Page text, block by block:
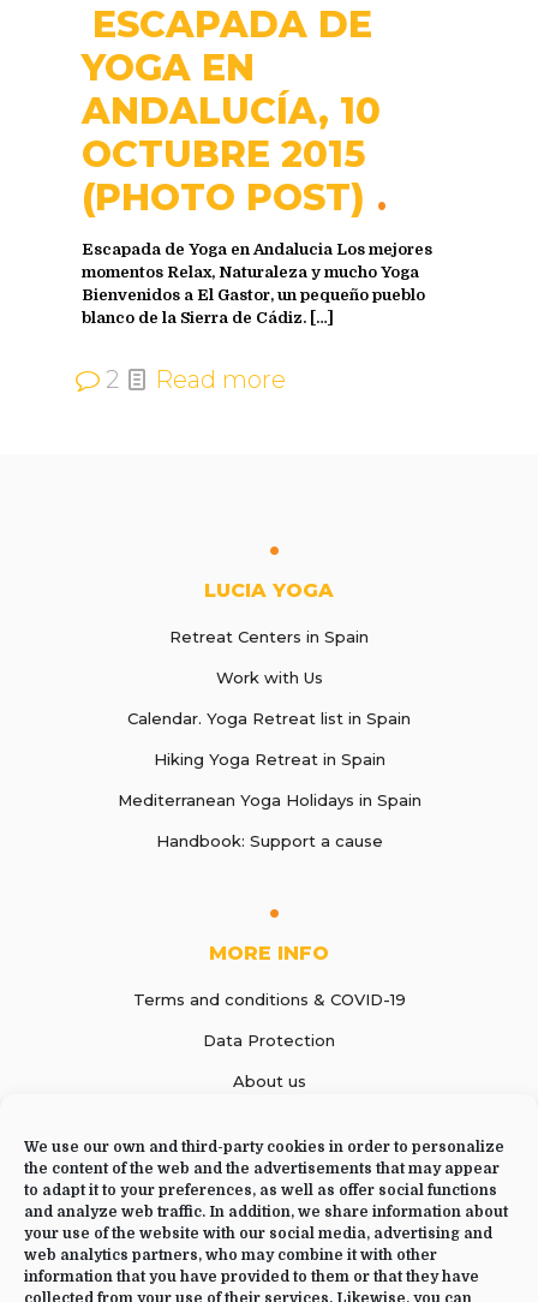
We use our own and third-party cookies in order to personalize
the content of the web and the advertisements that may appear
to adapt it to your preferences, as well as offer social functions
and analyze web traffic. In addition, we share information about
your use of the website with our social media, advertising and
web analytics partners, who may combine it with other
information that you have provided to them or that they have
collected from your use of their services. Likewise, you can
ESCAPADA DE
YOGA EN
ANDALUCÍA, 10
OCTUBRE 2015
(PHOTO POST)
Escapada de Yoga en Andalucia Los mejores
momentos Relax, Naturaleza y mucho Yoga
Bienvenidos a El Gastor, un pequeño pueblo
blanco de la Sierra de Cádiz. […]
2 Read more
LUCIA YOGA
Retreat Centers in Spain
Work with Us
Calendar. Yoga Retreat list in Spain
Hiking Yoga Retreat in Spain
Mediterranean Yoga Holidays in Spain
Handbook: Support a cause
MORE INFO
Terms and conditions & COVID-19
Data Protection
About us
CONTACT US
+34 644 09 02 66